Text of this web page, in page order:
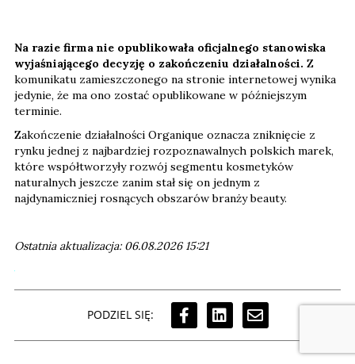
Na razie firma nie opublikowała oficjalnego stanowiska
wyjaśniającego decyzję o zakończeniu działalności. Z
komunikatu zamieszczonego na stronie internetowej wynika
jedynie, że ma ono zostać opublikowane w późniejszym
terminie.
Zakończenie działalności Organique oznacza zniknięcie z
rynku jednej z najbardziej rozpoznawalnych polskich marek,
które współtworzyły rozwój segmentu kosmetyków
naturalnych jeszcze zanim stał się on jednym z
najdynamiczniej rosnących obszarów branży beauty.
Ostatnia aktualizacja: 06.08.2026 15:21
PODZIEL SIĘ: